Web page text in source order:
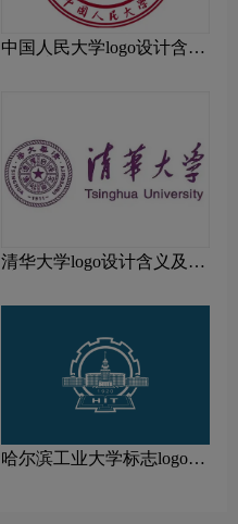
中国人民大学logo设计含义
清华大学logo设计含义及设
哈尔滨工业大学标志logo图